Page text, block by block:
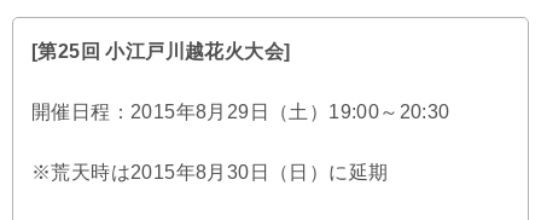
[第25回 小江戸川越花火大会]
開催日程：2015年8月29日（土）19:00～20:30
※荒天時は2015年8月30日（日）に延期